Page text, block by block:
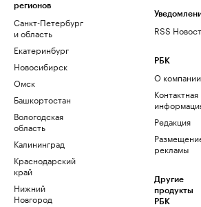
регионов
Санкт-Петербург
и область
Екатеринбург
Новосибирск
Омск
Башкортостан
Вологодская
область
Калининград
Краснодарский
край
Нижний
Новгород
RSS
РБК
О компании
Контактная
Редакция
рекламы
Другие
продукты
РБК